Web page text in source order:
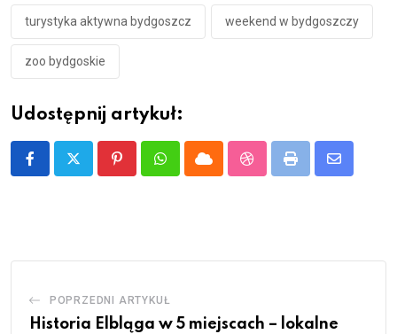
turystyka aktywna bydgoszcz weekend w bydgoszczy
zoo bydgoskie
Udostępnij artykuł:
PinterestWhatsappCloud StumbleUpon
Print
Share
POPRZEDNI ARTYKUŁ
Historia Elbląga w 5 miejscach – lokalne